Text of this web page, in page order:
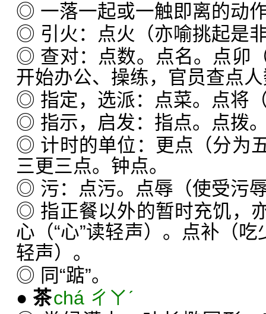
◎ 一落一起或一触即离的动
◎ 引火：点火（亦喻挑起是
◎ 查对：点数。点名。点卯
开始办公、操练，官员查点
◎ 指定，选派：点菜。点将
◎ 指示，启发：指点。点拨
◎ 计时的单位：更点（分为
三更三点。钟点。
◎ 污：点污。点辱（使受污
◎ 指正餐以外的暂时充饥，
心（“心”读轻声）。点补（
轻声）。
◎ 同“踮”。
● 茶chá ㄔㄚˊ